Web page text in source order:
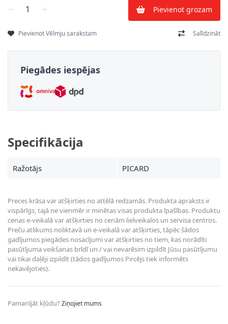
Skaits Pievienot grozam
Pievienot Vēlmju sarakstam Salīdzināt
Piegādes iespējas
Specifikācija
Ražotājs PICARD
Preces krāsa var atšķirties no attēlā redzamās. Produkta apraksts ir
vispārīgs, tajā ne vienmēr ir minētas visas produkta īpašības. Produktu
cenas e-veikalā var atšķirties no cenām lielveikalos un servisa centros.
Preču atlikums noliktavā un e-veikalā var atšķirties, tāpēc šādos
gadījumos piegādes nosacījumi var atšķirties no tiem, kas norādīti
pasūtījuma veikšanas brīdī un / vai nevarēsim izpildīt Jūsu pasūtījumu
vai tikai daļēji izpildīt (tādos gadījumos Pircējs tiek informēts
nekavējoties).
Pamanījāt kļūdu?Ziņojiet mums